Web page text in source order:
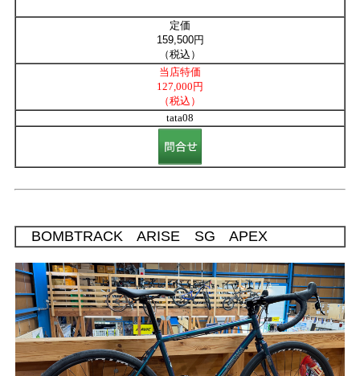
定価
159,500円
（税込）
当店特価
127,000円
（税込）
tata08
BOMBTRACK ARISE SG APEX